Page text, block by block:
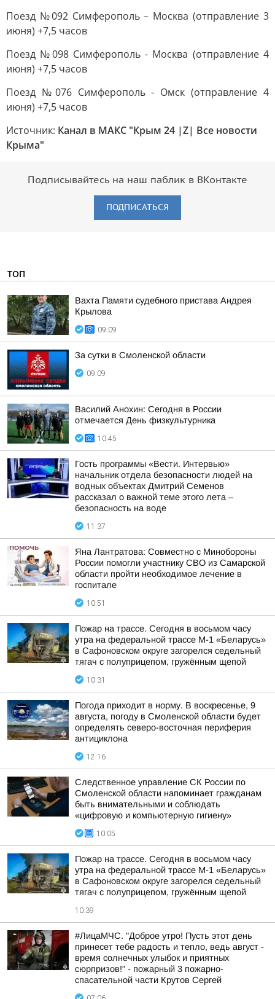
Поезд №092 Симферополь – Москва (отправление 3
июня) +7,5 часов
Поезд №098 Симферополь - Москва (отправление 4
июня) +7,5 часов
Поезд №076 Симферополь - Омск (отправление 4
июня) +7,5 часов
Источник: Канал в МАКС "Крым 24 |Z| Все новости
Крыма"
Подписывайтесь на наш паблик в ВКонтакте
ПОДПИСАТЬСЯ
ТОП
Вахта Памяти судебного пристава Андрея
Крылова
09:09
За сутки в Смоленской области
09:09
Василий Анохин: Сегодня в России
отмечается День физкультурника
10:45
Гость программы «Вести. Интервью»
начальник отдела безопасности людей на
водных объектах Дмитрий Семенов
рассказал о важной теме этого лета –
безопасность на воде
11:37
Яна Лантратова: Совместно с Минобороны
России помогли участнику СВО из Самарской
области пройти необходимое лечение в
госпитале
10:51
Пожар на трассе. Сегодня в восьмом часу
утра на федеральной трассе М-1 «Беларусь»
в Сафоновском округе загорелся седельный
тягач с полуприцепом, гружённым щепой
10:31
Погода приходит в норму. В воскресенье, 9
августа, погоду в Смоленской области будет
определять северо-восточная периферия
антициклона
12:16
Следственное управление СК России по
Смоленской области напоминает гражданам
быть внимательными и соблюдать
«цифровую и компьютерную гигиену»
10:05
Пожар на трассе. Сегодня в восьмом часу
утра на федеральной трассе М-1 «Беларусь»
в Сафоновском округе загорелся седельный
тягач с полуприцепом, гружённым щепой
10:39
#ЛицаМЧС. "Доброе утро! Пусть этот день
принесет тебе радость и тепло, ведь август -
время солнечных улыбок и приятных
сюрпризов!" - пожарный 3 пожарно-
спасательной части Крутов Сергей